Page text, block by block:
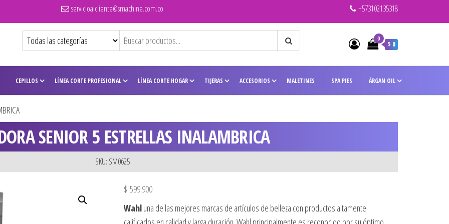
servicioalcliente@smachine.com.co +573102135318
0
$ 0
CEPILLOS LÍNEA CORTE PROFESIONAL LÍNEA CORTE HOGAR TIJERAS ACCESORIOS MALETINES SPA PIES ÁRGAN OIL
SENIOR 5 ESTRELLAS INALAMBRICA
SKU: SM0625
$ 599.900
Wahluna de las mejores marcas de artículos de belleza con productos altamente